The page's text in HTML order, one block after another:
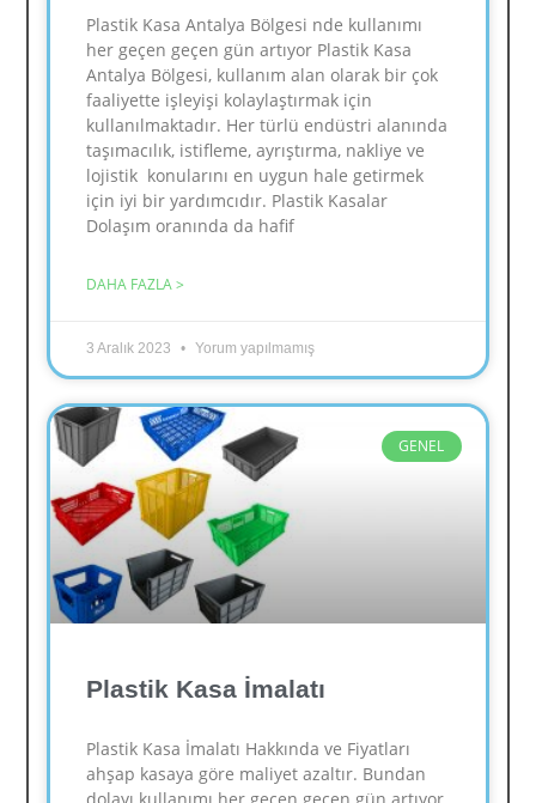
Plastik Kasa Antalya Bölgesi nde kullanımı
her geçen geçen gün artıyor Plastik Kasa
Antalya Bölgesi, kullanım alan olarak bir çok
faaliyette işleyişi kolaylaştırmak için
kullanılmaktadır. Her türlü endüstri alanında
taşımacılık, istifleme, ayrıştırma, nakliye ve
lojistik konularını en uygun hale getirmek
için iyi bir yardımcıdır. Plastik Kasalar
Dolaşım oranında da hafif
DAHA FAZLA >
3 Aralık 2023 Yorum yapılmamış
GENEL
Plastik Kasa İmalatı
Plastik Kasa İmalatı Hakkında ve Fiyatları
ahşap kasaya göre maliyet azaltır. Bundan